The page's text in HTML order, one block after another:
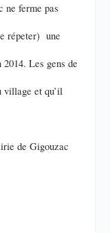
ne ferme pas
répeter) une
Les gens de
village et qu’il
de Gigouzac